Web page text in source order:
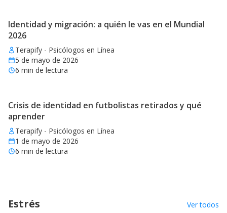
Identidad y migración: a quién le vas en el Mundial
2026
Terapify - Psicólogos en Línea
5 de mayo de 2026
6 min de lectura
Crisis de identidad en futbolistas retirados y qué
aprender
Terapify - Psicólogos en Línea
1 de mayo de 2026
6 min de lectura
Estrés Ver todos